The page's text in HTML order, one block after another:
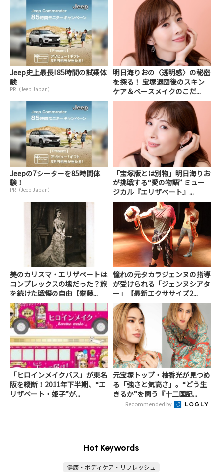
Jeep史上最長! 85時間の試乗体
験
PR（Jeep Japan）
明日海りおの〈透明感〉の秘密
を探る！ 宝塚退団後のスキン
ケア＆ベースメイクのこだ...
Jeepの7シーターを85時間体
験！
PR（Jeep Japan）
「宝塚版とは別物」明日海りお
が挑戦する“愛の物語” ミュー
ジカル『エリザベート』...
美のカリスマ・エリザベートは
コンプレックスの塊だった？旅
を続けた戦慄の自由【齋藤...
憧れの元タカラジェンヌの指導
が受けられる「ジェンヌシアタ
ー」【最新エクササイズ2...
「ヒロインメイクバス」が東名
阪を縦断！2011年下半期、“エ
リザベート・姫子”が...
元宝塚トップ・柚香光が見つめ
る「強さと気高さ」。“どう生
きるか”を問う『十二国記...
Recommended by
Hot Keywords
健康・ボディケア・リフレッシュ